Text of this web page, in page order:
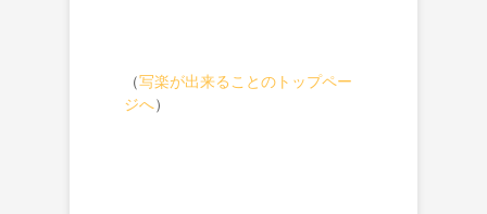
（写楽が出来ることのトップペー
ジへ）